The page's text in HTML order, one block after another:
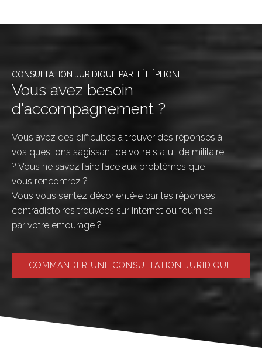
CONSULTATION JURIDIQUE PAR TÉLÉPHONE
Vous avez besoin
d'accompagnement ?
Vous avez des difficultés à trouver des réponses à
vos questions s’agissant de votre statut de militaire
? Vous ne savez faire face aux problèmes que
vous rencontrez ?
Vous vous sentez désorienté•e par les réponses
contradictoires trouvées sur internet ou fournies
par votre entourage ?
COMMANDER UNE CONSULTATION JURIDIQUE